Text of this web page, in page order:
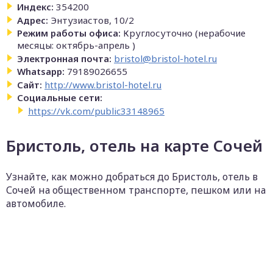
Индекс: 354200
Адрес: Энтузиастов, 10/2
Режим работы офиса: Круглосуточно (нерабочие
месяцы: октябрь-апрель )
Электронная почта: bristol@bristol-hotel.ru
Whatsapp: 79189026655
Сайт: http://www.bristol-hotel.ru
Социальные сети:
https://vk.com/public33148965
Бристоль, отель на карте Сочей
Узнайте, как можно добраться до Бристоль, отель в
Сочей на общественном транспорте, пешком или на
автомобиле.